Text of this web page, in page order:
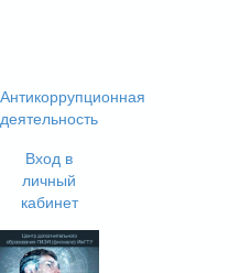
Антикоррупционная
деятельность
Вход в
личный
кабинет